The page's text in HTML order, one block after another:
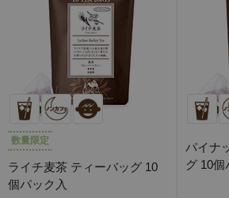
数量限定
ライチ麦茶 ティーバッグ 10
個パック入
パイナ
グ 10個